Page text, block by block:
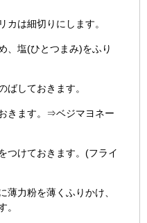
カは細切りにします。
、塩(ひとつまみ)をふり
ばしておきます。
きます。⇒ベジマヨネー
つけておきます。(フライ
力粉を薄くふりかけ、
。